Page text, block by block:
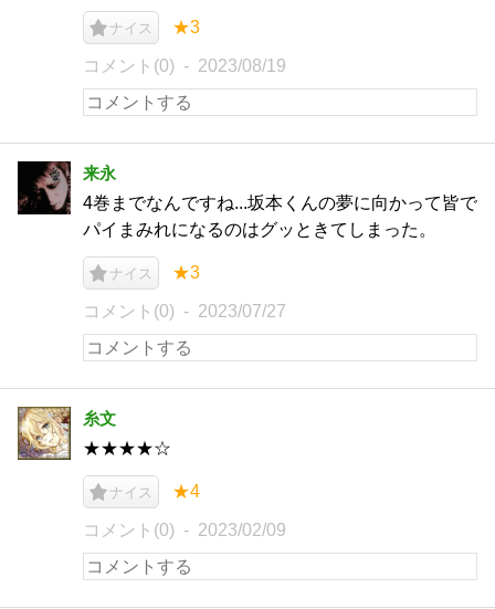
ナイス ★3
コメント(0) 2023/08/19
来永
4巻までなんですね...坂本くんの夢に向かって皆で
パイまみれになるのはグッときてしまった。
ナイス ★3
コメント(0) 2023/07/27
糸文
★★★★☆
ナイス ★4
コメント(0) 2023/02/09